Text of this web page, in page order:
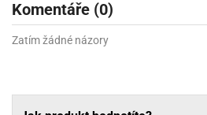
Komentáře (0)
Zatím žádné názory